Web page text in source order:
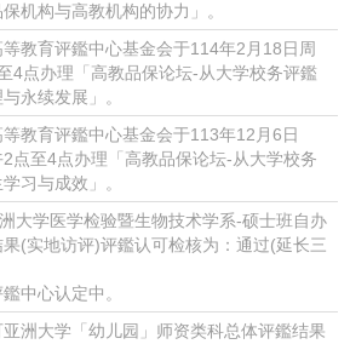
机构与高教机构的协力」。
教育评鑑中心基金会于114年2月18日周
4点办理「高教品保论坛-从大学校务评鑑
永续发展」。
教育评鑑中心基金会于113年12月6日
2点至4点办理「高教品保论坛-从大学校务
习与成效」。
大学医学检验暨生物技术学系-硕士班自办
(实地访评)评鑑认可检核为：通过(延长三
中心认定中。
洲大学「幼儿园」师资类科总体评鑑结果